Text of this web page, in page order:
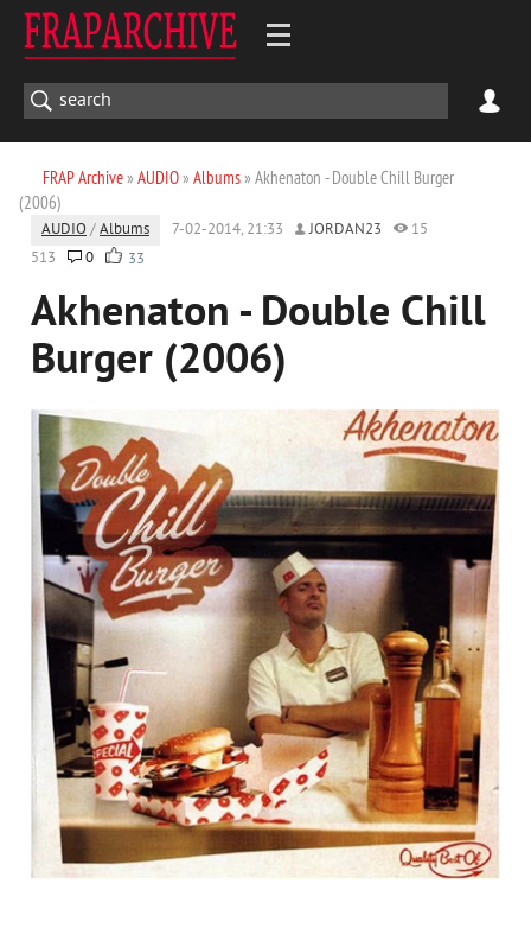
FRAP Archive» AUDIO» Albums» Akhenaton - Double Chill Burger
(2006)
AUDIO /Albums 7-02-2014, 21:33 JORDAN23
15
513
0 33
Akhenaton - Double Chill
Burger (2006)